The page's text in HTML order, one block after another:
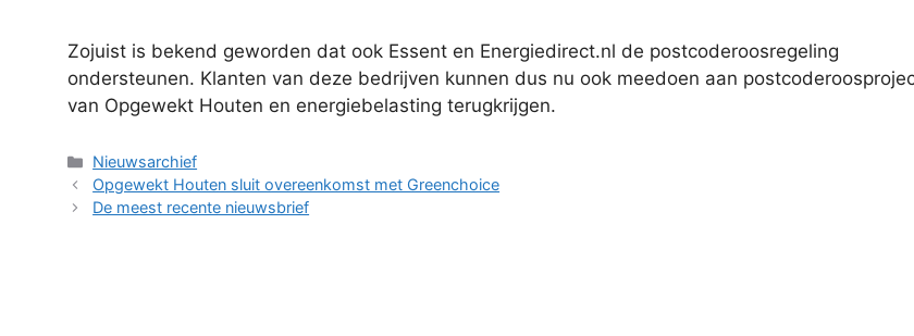
Zojuist is bekend geworden dat ook Essent en Energiedirect.nl de postcoderoosregeling
ondersteunen. Klanten van deze bedrijven kunnen dus nu ook meedoen aan
van Opgewekt Houten en energiebelasting terugkrijgen.
Categorieën
Nieuwsarchief
Opgewekt Houten sluit overeenkomst met Greenchoice
De meest recente nieuwsbrief